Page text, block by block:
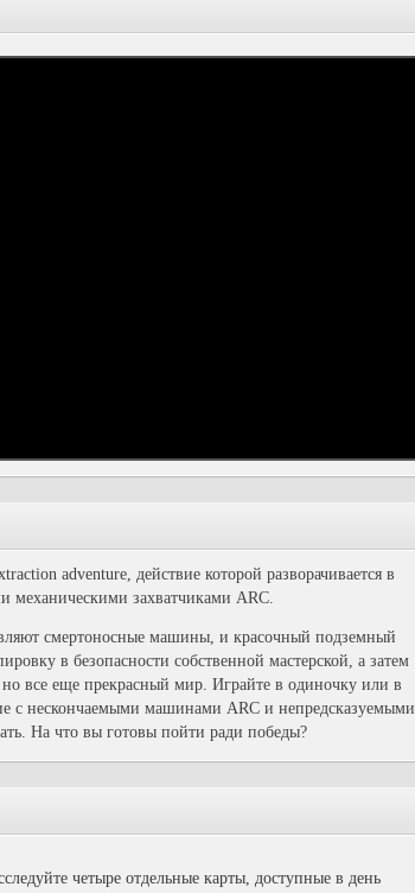
adventure, действие которой разворачивается в
механическими захватчиками ARC.
смертоносные машины, и красочный подземный
в безопасности собственной мастерской, а затем
все еще прекрасный мир. Играйте в одиночку или в
с нескончаемыми машинами ARC и непредсказуемыми
На что вы готовы пойти ради победы?
четыре отдельные карты, доступные в день